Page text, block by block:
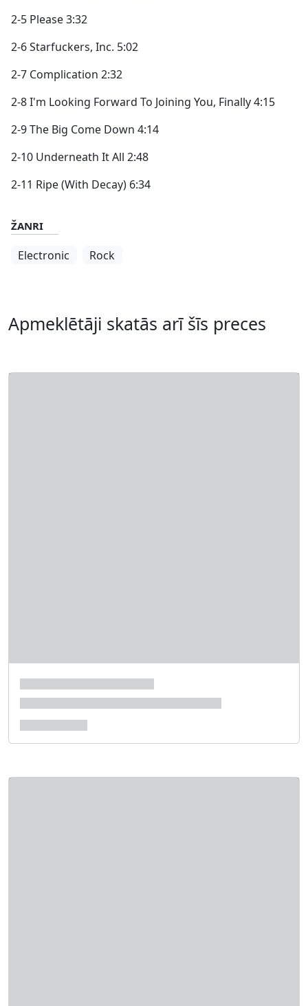
2-5 Please 3:32
2-6 Starfuckers, Inc. 5:02
2-7 Complication 2:32
2-8 I'm Looking Forward To Joining You, Finally 4:15
2-9 The Big Come Down 4:14
2-10 Underneath It All 2:48
2-11 Ripe (With Decay) 6:34
ŽANRI
Electronic Rock
Apmeklētāji skatās arī šīs preces